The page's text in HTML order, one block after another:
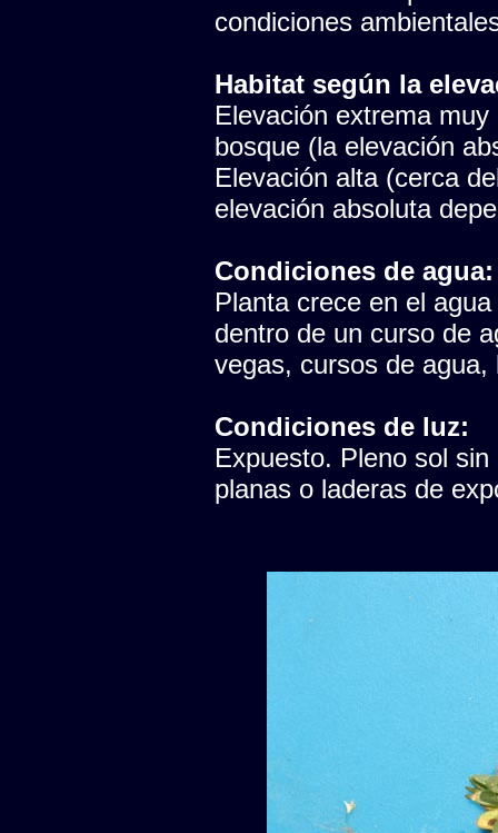
condiciones
Habitat según la
Elevación extrema
bosque (la elevación
Elevación alta (cerca
elevación absoluta
Condiciones de agua:
Planta crece en el
dentro de un curso de
vegas, cursos de
Condiciones de luz:
Expuesto. Pleno sol
planas o laderas de